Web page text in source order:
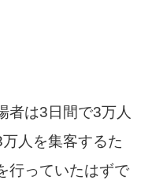
者は3日間で3万人
人を集客するた
行っていたはずで